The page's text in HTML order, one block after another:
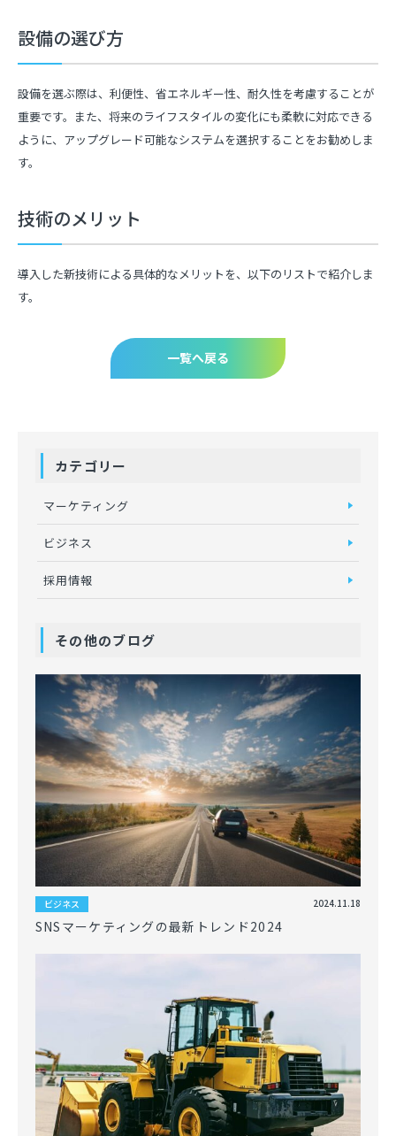
設備の選び方
設備を選ぶ際は、利便性、省エネルギー性、耐久性を考慮することが
重要です。また、将来のライフスタイルの変化にも柔軟に対応できる
ように、アップグレード可能なシステムを選択することをお勧めしま
す。
技術のメリット
導入した新技術による具体的なメリットを、以下のリストで紹介しま
す。
一覧へ戻る
カテゴリー
マーケティング
ビジネス
採用情報
その他のブログ
ビジネス 2024.11.18
SNSマーケティングの最新トレンド2024